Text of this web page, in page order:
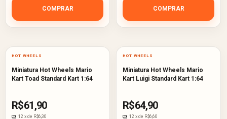
COMPRAR COMPRAR
HOT WHEELS
Miniatura Hot Wheels Mario
Kart Toad Standard Kart 1:64
R$61,90
12 x de R$6,30
HOT WHEELS
Miniatura Hot Wheels Mario
Kart Luigi Standard Kart 1:64
R$64,90
12 x de R$6,60